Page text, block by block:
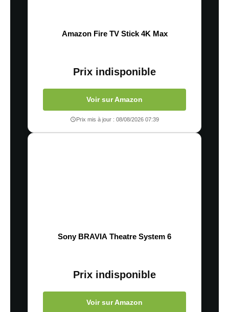
Amazon Fire TV Stick 4K Max
Prix indisponible
Voir sur Amazon
Prix mis à jour : 08/08/2026 07:39
Sony BRAVIA Theatre System 6
Prix indisponible
Voir sur Amazon